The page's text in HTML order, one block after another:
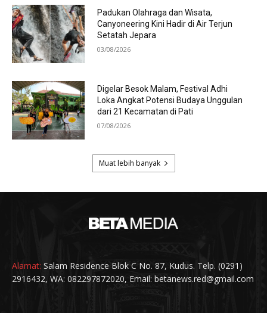
Alamat: Salam Residence Blok C No. 87, Kudus. Telp. (0291)
2916432, WA: 082297872020, Email: betanews.red@gmail.com